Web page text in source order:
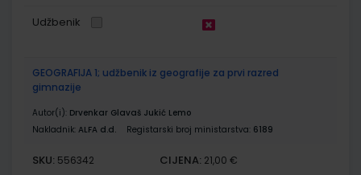
Udžbenik
GEOGRAFIJA 1; udžbenik iz geografije za prvi razred
gimnazije
Autor(i): Drvenkar Glavaš Jukić Lemo
Nakladnik: ALFA d.d. Registarski broj ministarstva: 6189
SKU: 556342 CIJENA: 21,00 €